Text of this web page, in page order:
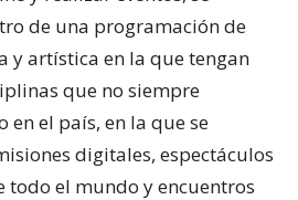
de una programación de
y artística en la que tengan
que no siempre
en el país, en la que se
digitales, espectáculos
todo el mundo y encuentros